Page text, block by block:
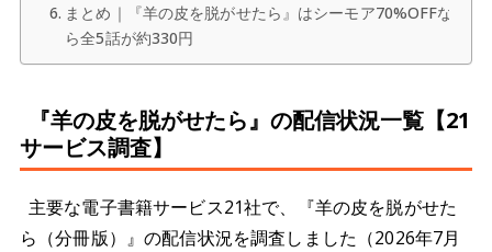
まとめ｜『羊の皮を脱がせたら』はシーモア70%OFFな
ら全5話が約330円
『羊の皮を脱がせたら』の配信状況一覧【21
サービス調査】
主要な電子書籍サービス21社で、『羊の皮を脱がせた
ら（分冊版）』の配信状況を調査しました（2026年7月